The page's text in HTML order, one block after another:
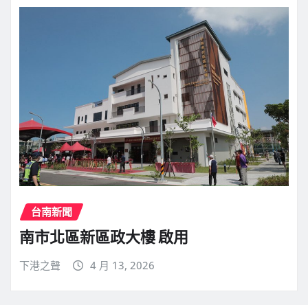
台南新聞
南市北區新區政大樓 啟用
下港之聲 4 月 13, 2026